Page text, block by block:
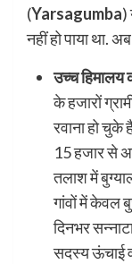
(Yarsagumba)
नहीं हो पाया था.
उच्च हिमालय
के हजारों
रवाना हो चुके
15 हजार से
तलाश में
गांवों में केवल
दिनभर
सदस्य ऊंचाई